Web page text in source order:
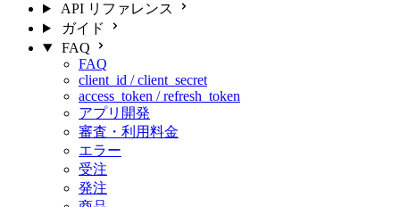
API リファレンス
ガイド
FAQ
FAQ
client_id / client_secret
access_token / refresh_token
アプリ開発
審査・利用料金
エラー
受注
発注